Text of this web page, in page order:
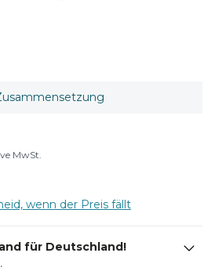
MwSt.
wenn der Preis fällt
für Deutschland!